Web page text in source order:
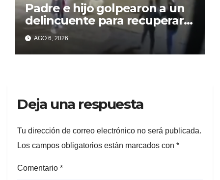
Padre e hijo golpearon a un
delincuente para recuperar
un celular robado en Berisso
AGO 6, 2026
Deja una respuesta
Tu dirección de correo electrónico no será publicada.
Los campos obligatorios están marcados con *
Comentario *